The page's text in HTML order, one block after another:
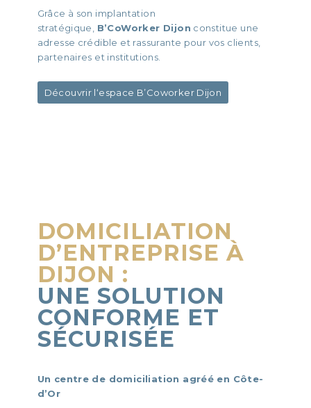
Grâce à son implantation
stratégique, B’CoWorker Dijon constitue une
adresse crédible et rassurante pour vos clients,
partenaires et institutions.
Découvrir l‘espace B’Coworker Dijon
DOMICILIATION
D’ENTREPRISE À
DIJON :
UNE SOLUTION
CONFORME ET
SÉCURISÉE
Un centre de domiciliation agréé en Côte-
d’Or